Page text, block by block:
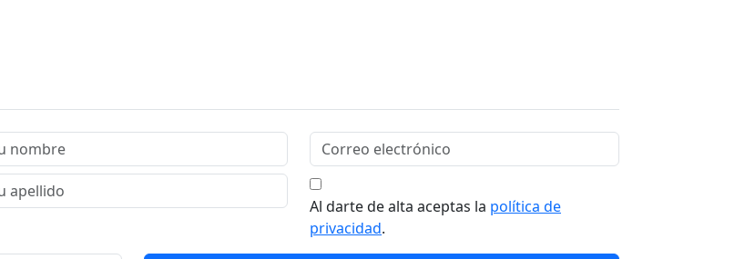
Al darte de alta aceptas la política de
privacidad.